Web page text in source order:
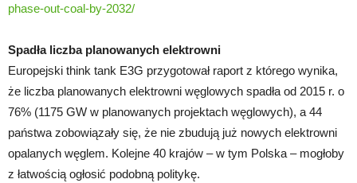
phase-out-coal-by-2032/
Spadła liczba planowanych elektrowni
Europejski think tank E3G przygotował raport z którego wynika,
że liczba planowanych elektrowni węglowych spadła od 2015 r. o
76% (1175 GW w planowanych projektach węglowych), a 44
państwa zobowiązały się, że nie zbudują już nowych elektrowni
opalanych węglem. Kolejne 40 krajów – w tym Polska – mogłoby
z łatwością ogłosić podobną politykę.